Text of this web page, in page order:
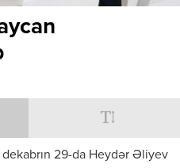
29-da Heydər Əliyev